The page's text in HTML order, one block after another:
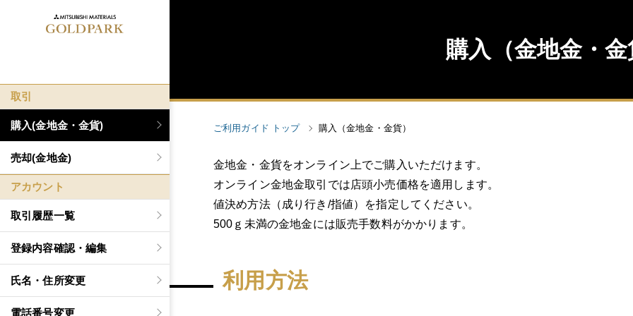
取引
購入(金地金・金貨)
売却(金地金)
アカウント
取引履歴一覧
登録内容確認・編集
氏名・住所変更
電話番号変更
購入（金地金・
ご利用ガイド トップ 購入（金地金・金貨）
金地金・金貨をオンライン上でご購入いただけます。
オンライン金地金取引では店頭小売価格を適用します。
値決め方法（成り行き/指値）を指定してください。
500ｇ未満の金地金には販売手数料がかかります。
利用方法